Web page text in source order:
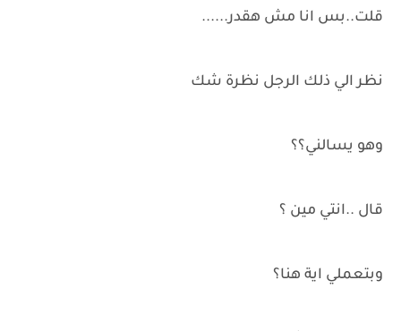
قلت..بس انا مش هقدر......
نظر الي ذلك الرجل نظرة شك
وهو يسالني؟؟
قال ..انتي مين ؟
وبتعملي اية هنا؟